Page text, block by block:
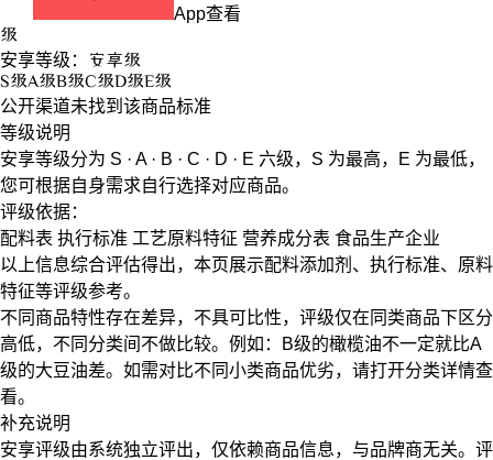
App查看
级
安享等级： 安享级
S级A级B级C级D级E级
公开渠道未找到该商品标准
等级说明
安享等级分为 S · A · B · C · D · E 六级， S 为最高， E 为最低，
您可根据自身需求自行选择对应商品。
评级依据：
配料表 执行标准 工艺原料特征 营养成分表 食品生产企业
以上信息综合评估得出，本页展示配料添加剂 、 执行标准、 原料
特征等评级参考。
不同商品特性存在差异，不具可比性，评级仅在 同类商品下区分
高低，不同分类间不做比较。例如：B级的橄榄油不一定就比A
级的大豆油差。如需对比不同小类商品优劣，请打开分类详情查
看。
补充说明
安享评级由系统独立评出，仅依赖商品信息， 与品牌商无关。评